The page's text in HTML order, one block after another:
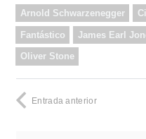
Arnold Schwarzenegger
Fantástico James Earl
Oliver Stone
Entrada anterior